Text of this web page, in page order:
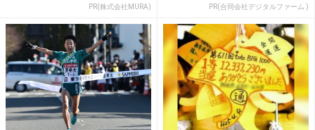
PR(株式会社MURA) PR(合同会社デジタルファーム )